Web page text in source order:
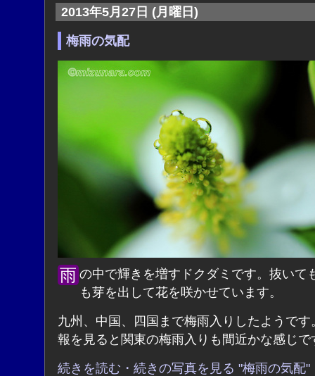
2013年5月27日 (月曜日)
梅雨の気配
雨の中で輝きを増すドクダミです。抜いても抜いて
も芽を出して花を咲かせています。
九州、中国、四国まで梅雨入りしたようです
報を見ると関東の梅雨入りも間近かな感じで
続きを読む・続きの写真を見る "梅雨の気配"